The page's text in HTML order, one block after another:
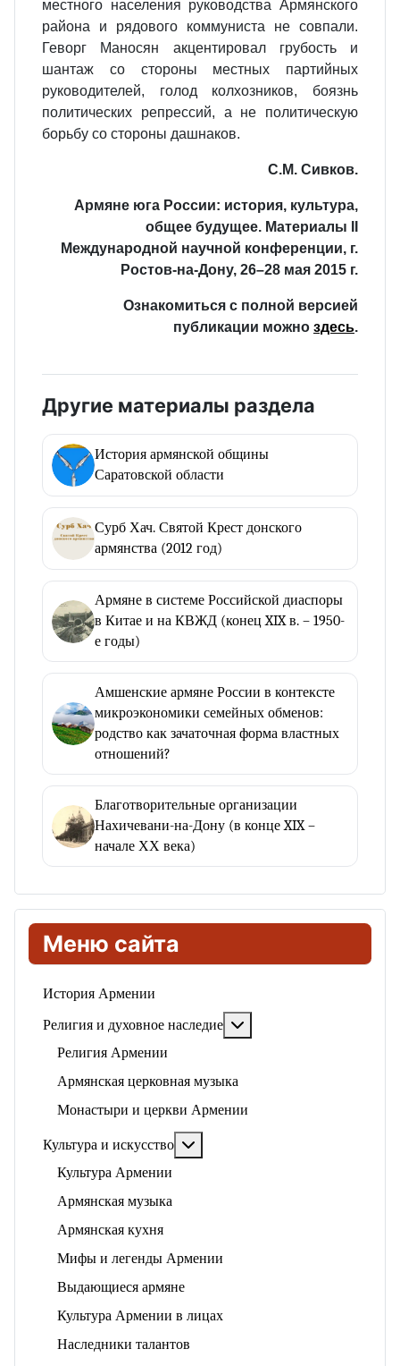
Меню сайта
История Армении
Религия и духовное наследие
Религия Армении
Армянская церковная музыка
Монастыри и церкви Армении
Культура и искусство
Культура Армении
Армянская музыка
Армянская кухня
Мифы и легенды Армении
Выдающиеся армяне
Культура Армении в лицах
Наследники талантов
местного населения руководства Армянского
района и рядового коммуниста не совпали.
Геворг Маносян акцентировал грубость и
шантаж со стороны местных партийных
руководителей, голод колхозников, боязнь
политических репрессий, а не политическую
борьбу со стороны дашнаков.
С.М. Сивков.
Армяне юга России: история, культура,
общее будущее. Материалы II
Международной научной конференции, г.
Ростов-на-Дону, 26–28 мая 2015 г.
Ознакомиться с полной версией
публикации можно здесь.
Другие материалы раздела
История армянской общины
Саратовской области
Сурб Хач. Святой Крест донского
армянства (2012 год)
Армяне в системе Российской диаспоры
в Китае и на КВЖД (конец XIX в. – 1950-
е годы)
Амшенские армяне России в контексте
микроэкономики семейных обменов:
родство как зачаточная форма властных
отношений?
Благотворительные организации
Нахичевани-на-Дону (в конце XIX –
начале ХХ века)